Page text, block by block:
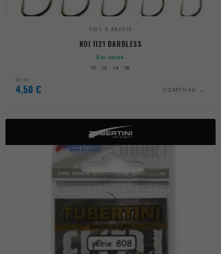
FIOS & ANZOIS
KOI 1121 BARBLESS
Em stock
10 · 12 · 14 · 16
Desde
4,50 € COMPRAR